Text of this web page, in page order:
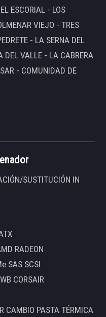
ESCORIAL - LOS
VIEJO - TRES
- LA SERNA DEL
DEL VALLE - LA CABRERA
- COMUNIDAD DE
SUSTITUCIÓN IN
RADEON
SAS SCSI
CORSAIR
CAMBIO PASTA TÉRMICA